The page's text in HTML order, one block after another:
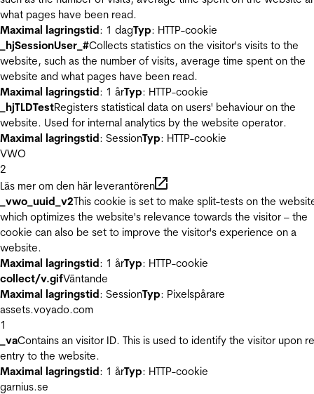
what pages have been read.
Maximal lagringstid: 1 dagTyp: HTTP-cookie
_hjSessionUser_#Collects statistics on the visitor's visits to the
website, such as the number of visits, average time spent on the
website and what pages have been read.
Maximal lagringstid: 1 årTyp: HTTP-cookie
_hjTLDTestRegisters statistical data on users' behaviour on the
website. Used for internal analytics by the website operator.
Maximal lagringstid: SessionTyp: HTTP-cookie
VWO
2
Läs mer om den här leverantören
_vwo_uuid_v2This cookie is set to make split-tests on the
which optimizes the website's relevance towards the visitor – the
cookie can also be set to improve the visitor's experience on a
website.
Maximal lagringstid: 1 årTyp: HTTP-cookie
collect/v.gifVäntande
Maximal lagringstid: SessionTyp: Pixelspårare
assets.voyado.com
1
_vaContains an visitor ID. This is used to identify the visitor upon
entry to the website.
Maximal lagringstid: 1 årTyp: HTTP-cookie
garnius.se